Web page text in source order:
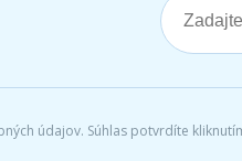
údajov. Súhlas potvrdíte